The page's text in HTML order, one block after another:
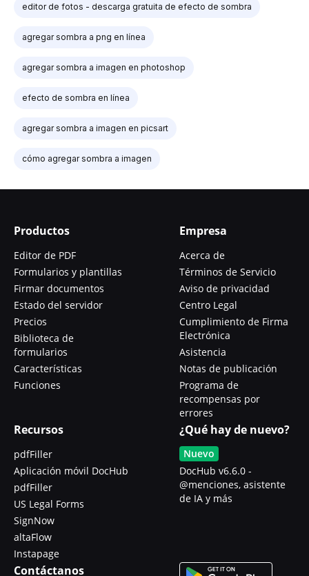
editor de fotos - descarga gratuita de efecto de sombra
agregar sombra a png en línea
agregar sombra a imagen en photoshop
efecto de sombra en línea
agregar sombra a imagen en picsart
cómo agregar sombra a imagen
Productos
Editor de PDF
Formularios y plantillas
Firmar documentos
Estado del servidor
Precios
Biblioteca de
formularios
Características
Funciones
Empresa
Acerca de
Términos de Servicio
Aviso de privacidad
Centro Legal
Cumplimiento de Firma
Electrónica
Asistencia
Notas de publicación
Programa de
recompensas por
errores
Recursos
pdfFiller
Aplicación móvil DocHub
pdfFiller
US Legal Forms
SignNow
altaFlow
Instapage
¿Qué hay de nuevo?
Nuevo
DocHub v6.6.0 -
@menciones, asistente
de IA y más
Contáctanos